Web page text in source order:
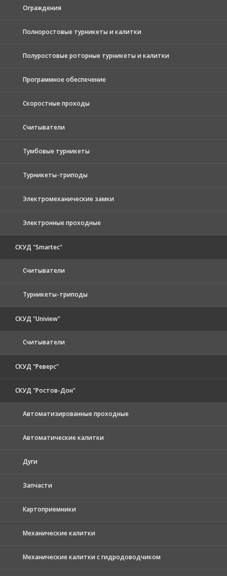
Ограждения
Полноростовые турникеты и калитки
Полуростовые роторные турникеты и калитки
Программное обеспечение
Скоростные проходы
Считыватели
Тумбовые турникеты
Турникеты-триподы
Электромеханические замки
Электронные проходные
СКУД "Smartec"
Считыватели
Турникеты-триподы
СКУД "Uniview"
Считыватели
СКУД "Реверс"
СКУД "Ростов-Дон"
Автоматизированные проходные
Автоматические калитки
Дуги
Запчасти
Картоприемники
Механические калитки
Механические калитки с гидродоводчиком